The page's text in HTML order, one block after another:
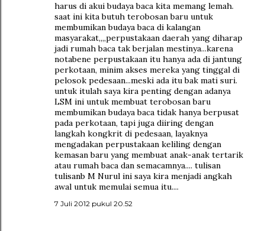
harus di akui budaya baca kita memang lemah.
saat ini kita butuh terobosan baru untuk
membumikan budaya baca di kalangan
masyarakat,,,,perpustakaan daerah yang diharap
jadi rumah baca tak berjalan mestinya...karena
notabene perpustakaan itu hanya ada di jantung
perkotaan, minim akses mereka yang tinggal di
pelosok pedesaan...meski ada itu bak mati suri.
untuk itulah saya kira penting dengan adanya
LSM ini untuk membuat terobosan baru
membumikan budaya baca tidak hanya berpusat
pada perkotaan, tapi juga diiring dengan
langkah kongkrit di pedesaan, layaknya
mengadakan perpustakaan keliling dengan
kemasan baru yang membuat anak-anak tertarik
atau rumah baca dan semacamnya.... tulisan
tulisanb M Nurul ini saya kira menjadi angkah
awal untuk memulai semua itu....
7 Juli 2012 pukul 20.52